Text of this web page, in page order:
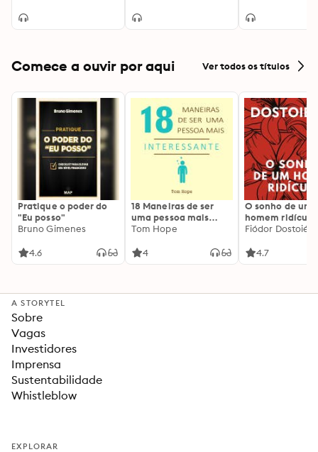
Comece a ouvir por aqui Ver todos os títulos
Pratique o poder do
"Eu posso"
Bruno Gimenes
4.6
18 Maneiras de ser
uma pessoa mais
interessante
Tom Hope
4
O sonho de um
homem ridículo
Fiódor
4.7
A STORYTEL
Sobre
Vagas
Investidores
Imprensa
Sustentabilidade
Whistleblow
EXPLORAR